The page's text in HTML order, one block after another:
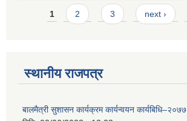
Pages
1 2 3 next ›
स्थानीय राजपत्र
बालमैत्री सुशासन कार्यक्रम कार्यन्वयन कार्यबिधि–२०७७